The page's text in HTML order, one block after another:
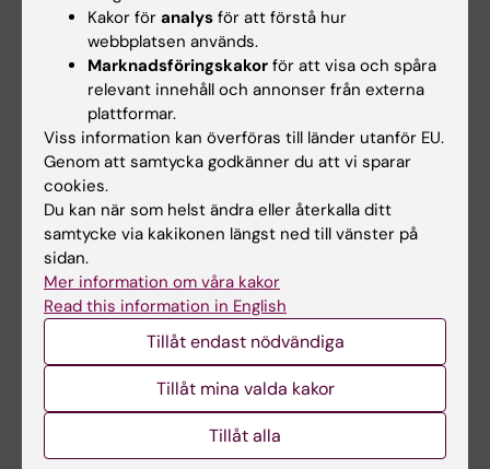
I enlighet med evidensbaserad pedagogik
används formativ examination under kursen
för att studenter och lärare kontinuerligt ska
kunna följa och påverka studentens
utveckling mot kursens lärandemål. För
godkänd kurs krävs att studenten ska kunna
demonstrera att kursens lärandemål uppnåtts.
Lärandemål 1-3 examineras genom
reflektionsuppgifter knutna till hur gruppens
arbetssätt kontinuerligt har kunnat förbättras.
Lärandemål 4-6 examineras genom
inlämningsuppgifter, obligatoriska seminarier
och en avslutande muntlig presentation om
ett förbättringsprojekt. För att få VG krävs att
studenten visar prov på utvidgat abstrakt-
Kakor för analys för att förstå hur
webbplatsen används.
Marknadsföringskakor för att visa och spåra
relevant innehåll och annonser från externa
plattformar.
Viss information kan överföras till länder utanför EU.
Genom att samtycka godkänner du att vi sparar
cookies.
Du kan när som helst ändra eller återkalla ditt
samtycke via kakikonen längst ned till vänster på
sidan.
Mer information om våra kakor
Read this information in English
Tillåt endast nödvändiga
Tillåt mina valda kakor
Tillåt alla